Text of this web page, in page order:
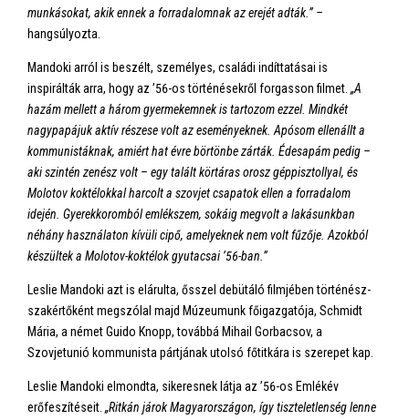
munkásokat, akik ennek a forradalomnak az erejét adták.” –
hangsúlyozta.
Mandoki arról is beszélt, személyes, családi indíttatásai is
inspirálták arra, hogy az ’56-os történésekről forgasson filmet. „A
hazám mellett a három gyermekemnek is tartozom ezzel. Mindkét
nagypapájuk aktív részese volt az eseményeknek. Apósom ellenállt a
kommunistáknak, amiért hat évre börtönbe zárták. Édesapám pedig –
aki szintén zenész volt – egy talált körtáras orosz géppisztollyal, és
Molotov koktélokkal harcolt a szovjet csapatok ellen a forradalom
idején. Gyerekkoromból emlékszem, sokáig megvolt a lakásunkban
néhány használaton kívüli cipő, amelyeknek nem volt fűzője. Azokból
készültek a Molotov-koktélok gyutacsai ’56-ban.”
Leslie Mandoki azt is elárulta, ősszel debütáló filmjében történész-
szakértőként megszólal majd Múzeumunk főigazgatója, Schmidt
Mária, a német Guido Knopp, továbbá Mihail Gorbacsov, a
Szovjetunió kommunista pártjának utolsó főtitkára is szerepet kap.
Leslie Mandoki elmondta, sikeresnek látja az ’56-os Emlékév
erőfeszítéseit. „Ritkán járok Magyarországon, így tiszteletlenség lenne